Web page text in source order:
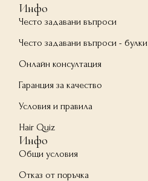
Инфо
Често задавани въпроси
Често задавани въпроси - булки
Онлайн консултация
Гаранция за качество
Условия и правила
Hair Quiz
Инфо
Общи условия
Отказ от поръчка